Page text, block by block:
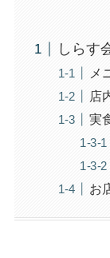
しらす
メ
店
実
お